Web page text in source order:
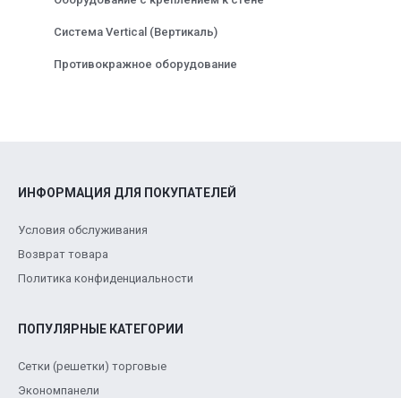
Система Vertical (Вертикаль)
Противокражное оборудование
ИНФОРМАЦИЯ ДЛЯ ПОКУПАТЕЛЕЙ
Условия обслуживания
Возврат товара
Политика конфиденциальности
ПОПУЛЯРНЫЕ КАТЕГОРИИ
Сетки (решетки) торговые
Экономпанели